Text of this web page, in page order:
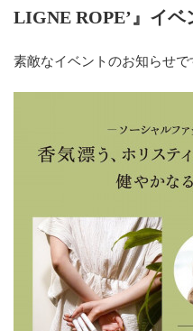
LIGNE ROPE’』イベ
素敵なイベントのお知らせで